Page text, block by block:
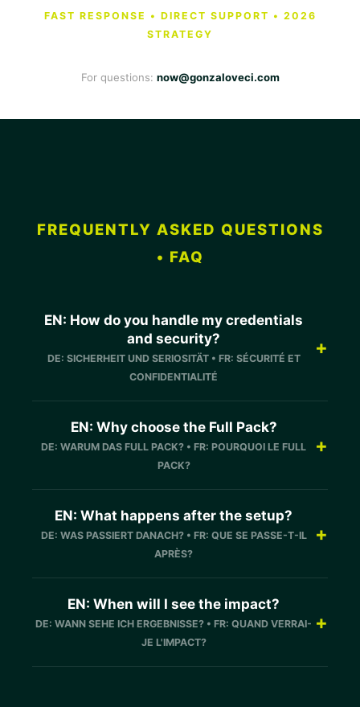
FAST RESPONSE • DIRECT SUPPORT • 2026
STRATEGY
For questions: now@gonzaloveci.com
FREQUENTLY ASKED QUESTIONS
• FAQ
EN: How do you handle my credentials
and security?
DE: SICHERHEIT UND SERIOSITÄT • FR: SÉCURITÉ ET
CONFIDENTIALITÉ
+
EN: Why choose the Full Pack?
DE: WARUM DAS FULL PACK? • FR: POURQUOI LE FULL
PACK?
+
EN: What happens after the setup?
DE: WAS PASSIERT DANACH? • FR: QUE SE PASSE-T-IL
APRÈS?
+
EN: When will I see the impact?
DE: WANN SEHE ICH ERGEBNISSE? • FR: QUAND VERRAI-
JE L'IMPACT?
+